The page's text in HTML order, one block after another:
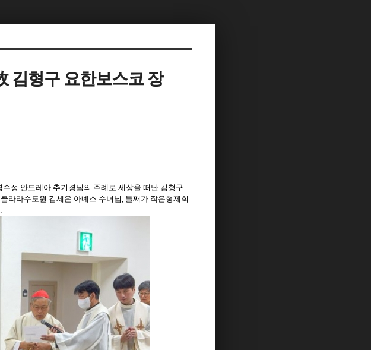
김형구 요한보스코 장
정 안드레아 추기경님의 주례로 세상을 떠난 김형구
라라수도원 김세은 아녜스 수녀님, 둘째가 작은형제회